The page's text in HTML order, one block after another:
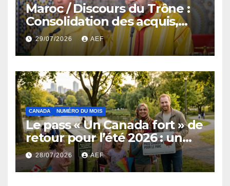
Maroc / Discours du Trône :
Consolidation des acquis,
résilience économique et
affirmation d’une
souveraineté stratégique
décomplexée
29/07/2026 AEF
CANADA NUMÉRO DU MOIS
Le pass « Un Canada fort » de
retour pour l’été 2026 : un
coup de pouce au
portefeuille et au tourisme
28/07/2026 AEF